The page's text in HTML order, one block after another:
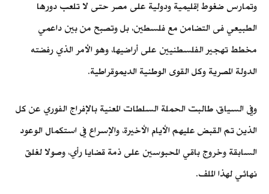
وتمارس ضغوط إقليمية ودولية على مصر حتى لا تلعب دورها
الطبيعي فى التضامن مع فلسطين، بل وتصبح من بين داعمي
مخطط تهجير الفلسطنيين على أراضيها، وهو الأمر الذي رفضته
الدولة المصرية وكل القوى الوطنية الديموقراطية.
وفي السياق، طالبت الحملة السلطات المعنية بالإفراج الفوري عن كل
الذين تم القبض عليهم الأيام الأخيرة، والإسراع في استكمال الوعود
السابقة وخروج باقي المحبوسين على ذمة قضايا رأي، وصولا لغلق
نهائي لهذا الملف.